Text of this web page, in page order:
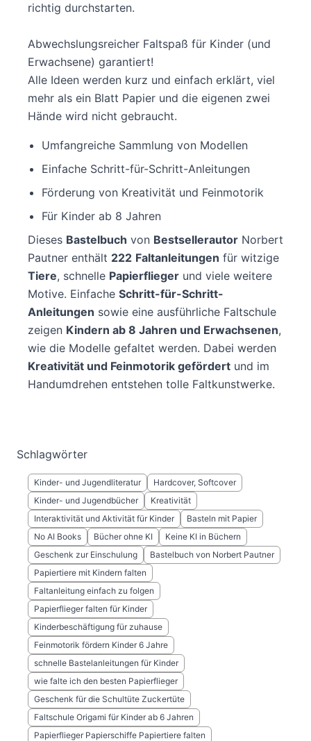
richtig durchstarten.
Abwechslungsreicher Faltspaß für Kinder (und
Erwachsene) garantiert!
Alle Ideen werden kurz und einfach erklärt, viel
mehr als ein Blatt Papier und die eigenen zwei
Hände wird nicht gebraucht.
Umfangreiche Sammlung von Modellen
Einfache Schritt-für-Schritt-Anleitungen
Förderung von Kreativität und Feinmotorik
Für Kinder ab 8 Jahren
Dieses Bastelbuch von Bestsellerautor Norbert
Pautner enthält 222 Faltanleitungen für witzige
Tiere, schnelle Papierflieger und viele weitere
Motive. Einfache Schritt-für-Schritt-
Anleitungen sowie eine ausführliche Faltschule
zeigen Kindern ab 8 Jahren und Erwachsenen,
wie die Modelle gefaltet werden. Dabei werden
Kreativität und Feinmotorik gefördert und im
Handumdrehen entstehen tolle Faltkunstwerke.
Schlagwörter
Kinder- und Jugendliteratur
Hardcover, Softcover
Kinder- und Jugendbücher
Kreativität
Interaktivität und Aktivität für Kinder
Basteln mit Papier
No AI Books
Bücher ohne KI
Keine KI in Büchern
Geschenk zur Einschulung
Bastelbuch von Norbert Pautner
Papiertiere mit Kindern falten
Faltanleitung einfach zu folgen
Papierflieger falten für Kinder
Kinderbeschäftigung für zuhause
Feinmotorik fördern Kinder 6 Jahre
schnelle Bastelanleitungen für Kinder
wie falte ich den besten Papierflieger
Geschenk für die Schultüte Zuckertüte
Faltschule Origami für Kinder ab 6 Jahren
Papierflieger Papierschiffe Papiertiere falten